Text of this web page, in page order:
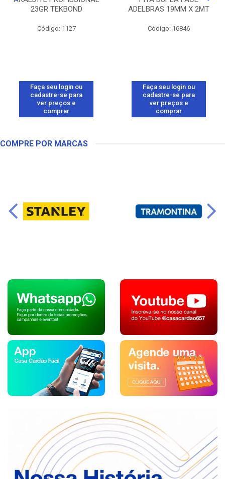
23GR TEKBOND
Código: 1127
Faça seu login ou
cadastre-se para
ver preços e
comprar
ADELBRAS 19MM X 2MT
Código: 16846
Faça seu login ou
cadastre-se para
ver preços e
comprar
COMPRE POR MARCAS